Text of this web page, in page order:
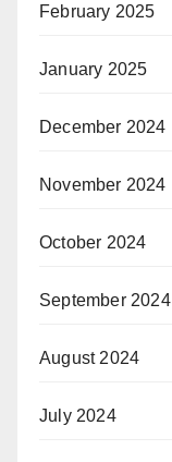
February 2025
January 2025
December 2024
November 2024
October 2024
September 2024
August 2024
July 2024